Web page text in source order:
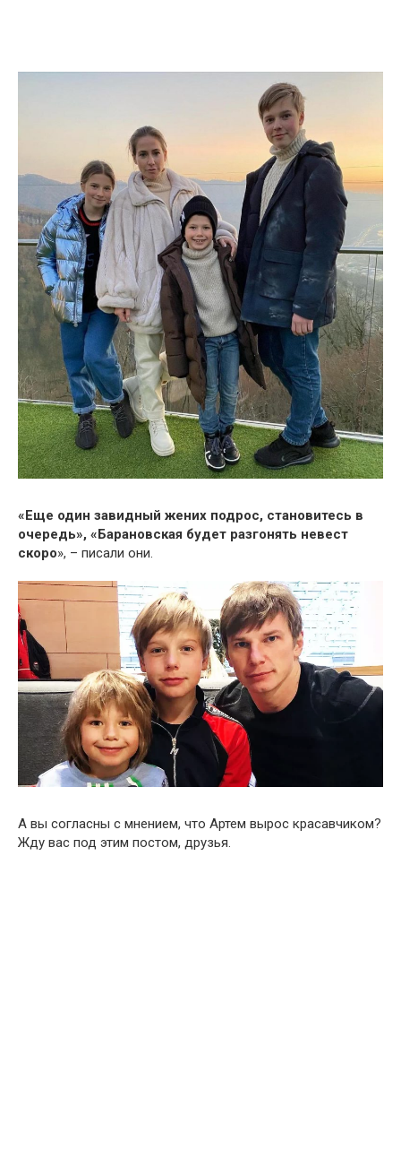
«Еще один завидный жених подрос, становитесь в
очередь», «Барановская будет разгонять невест
скоро», – писали они.
А вы согласны с мнением, что Артем вырос красавчиком?
Жду вас под этим постом, друзья.